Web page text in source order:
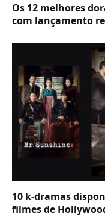
Os 12 melhores
com lançamento
10 k-dramas
filmes de